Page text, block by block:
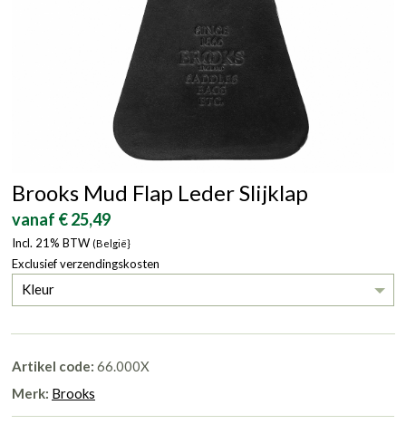
Brooks Mud Flap Leder Slijklap
vanaf € 25,49
Incl. 21% BTW (België}
Exclusief verzendingskosten
Kleur
Artikel code: 66.000X
Merk: Brooks